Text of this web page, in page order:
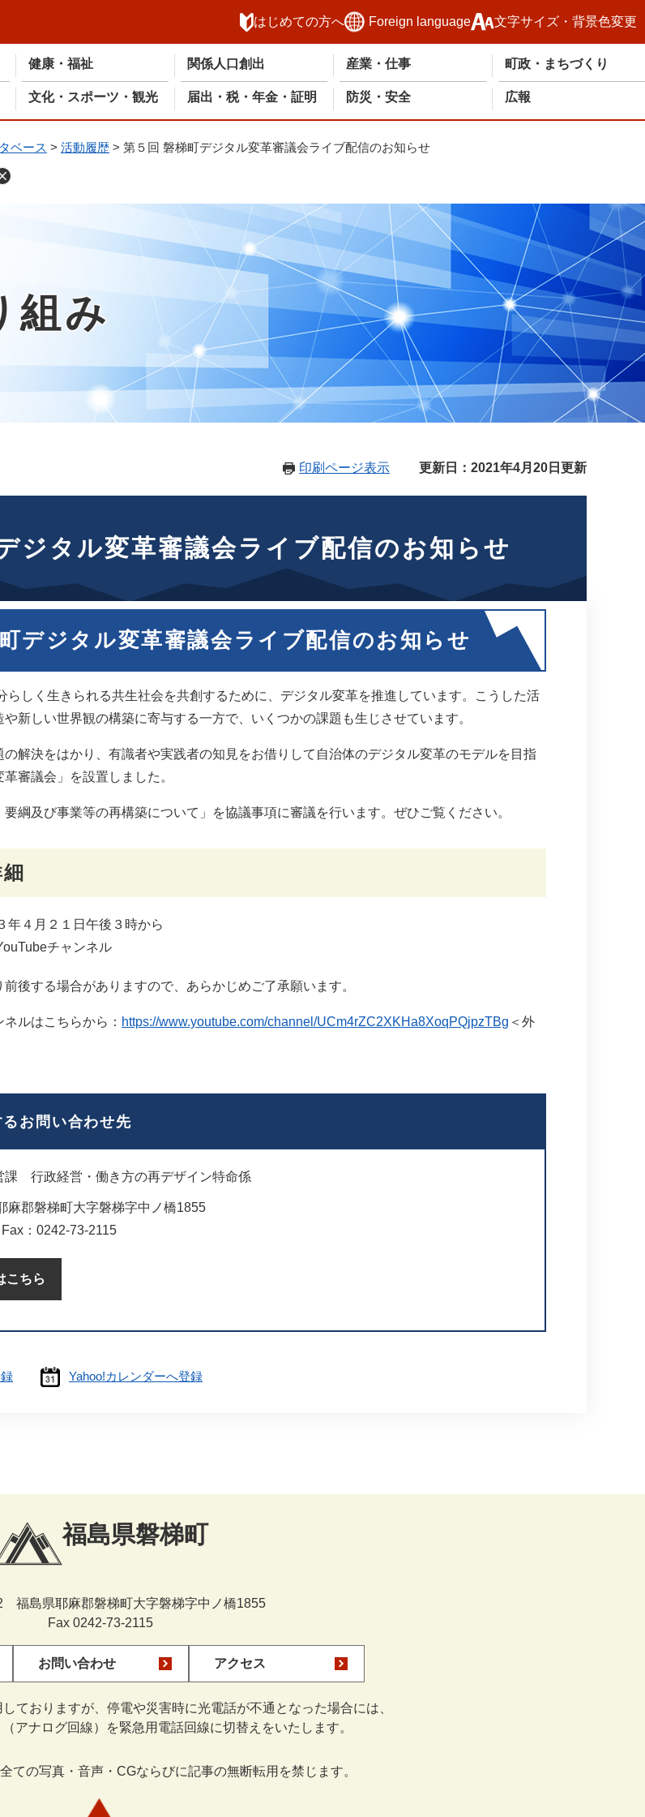
はじめての方へ Foreign language 文字サイズ・背景色変更
健康・福祉 関係人口創出 産業・仕事 町政・まちづくり
文化・スポーツ・観光 届出・税・年金・証明 防災・安全 広報
ベース > 活動履歴 > 第５回 磐梯町デジタル変革審議会ライブ配信のお知らせ
組み
印刷ページ表示 更新日：2021年4月20日更新
ジタル変革審議会ライブ配信のお知らせ
デジタル変革審議会ライブ配信のお知らせ
しく生きられる共生社会を共創するために、デジタル変革を推進しています。こうした活
新しい世界観の構築に寄与する一方で、いくつかの課題も生じさせています。
解決をはかり、有識者や実践者の知見をお借りして自治体のデジタル変革のモデルを目指
審議会」を設置しました。
綱及び事業等の再構築について」を協議事項に審議を行います。ぜひご覧ください。
年４月２１日午後３時から
チャンネル
後する場合がありますので、あらかじめご了承願います。
ルはこちらから： https://www.youtube.com/channel/UCm4rZC2XKHa8XoqPQjpzTBg ＜外
お問い合わせ先
課 行政経営・働き方の再デザイン特命係
麻郡磐梯町大字磐梯字中ノ橋1855
Fax：0242-73-2115
こちら
Yahoo!カレンダーへ登録
福島県磐梯町
福島県耶麻郡磐梯町大字磐梯字中ノ橋1855
Fax 0242-73-2115
お問い合わせ アクセス
ておりますが、停電や災害時に光電話が不通となった場合には、
アナログ回線）を緊急用電話回線に切替えをいたします。
ての写真・音声・CGならびに記事の無断転用を禁じます。